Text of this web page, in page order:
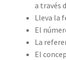
a través
Lleva la
El
La
El